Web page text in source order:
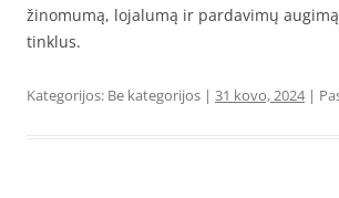
žinomumą, lojalumą ir pardavimų
tinklus.
Kategorijos: Be kategorijos | 31 kovo, 2024 |